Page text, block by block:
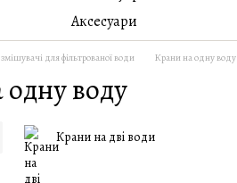
Аксесуари
для фільтрованої води Крани на одну воду
воду
Крани на дві води